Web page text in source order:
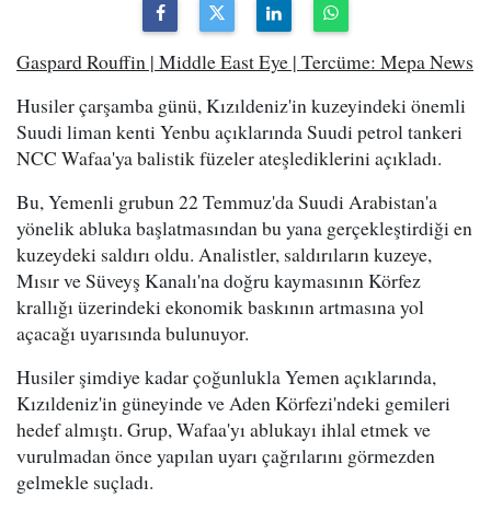
Gaspard Rouffin | Middle East Eye | Tercüme: Mepa News
Husiler çarşamba günü, Kızıldeniz'in kuzeyindeki önemli
Suudi liman kenti Yenbu açıklarında Suudi petrol tankeri
NCC Wafaa'ya balistik füzeler ateşlediklerini açıkladı.
Bu, Yemenli grubun 22 Temmuz'da Suudi Arabistan'a
yönelik abluka başlatmasından bu yana gerçekleştirdiği en
kuzeydeki saldırı oldu. Analistler, saldırıların kuzeye,
Mısır ve Süveyş Kanalı'na doğru kaymasının Körfez
krallığı üzerindeki ekonomik baskının artmasına yol
açacağı uyarısında bulunuyor.
Husiler şimdiye kadar çoğunlukla Yemen açıklarında,
Kızıldeniz'in güneyinde ve Aden Körfezi'ndeki gemileri
hedef almıştı. Grup, Wafaa'yı ablukayı ihlal etmek ve
vurulmadan önce yapılan uyarı çağrılarını görmezden
gelmekle suçladı.